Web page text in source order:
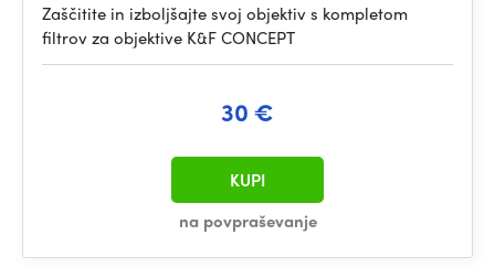
Zaščitite in izboljšajte svoj objektiv s kompletom
filtrov za objektive K&F CONCEPT
30 €
na povpraševanje
KUPI